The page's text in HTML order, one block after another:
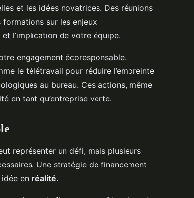
et les idées novatrices. Des réunions
sur les enjeux
l’implication de votre équipe.
engagement écoresponsable.
le télétravail pour réduire l’empreinte
au bureau. Ces actions, même
en tant qu’entreprise verte.
représenter un défi, mais plusieurs
Une stratégie de financement
en réalité.